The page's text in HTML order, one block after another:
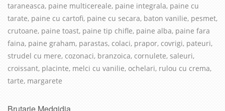
taraneasca, paine multicereale, paine integrala, paine cu
tarate, paine cu cartofi, paine cu secara, baton vanilie, pesmet,
crutoane, paine toast, paine tip chifle, paine alba, paine fara
faina, paine graham, parastas, colaci, prapor, covrigi, pateuri,
strudel cu mere, cozonaci, branzoica, cornulete, saleuri,
croissant, placinte, melci cu vanilie, ochelari, rulou cu crema,
tarte, margarete